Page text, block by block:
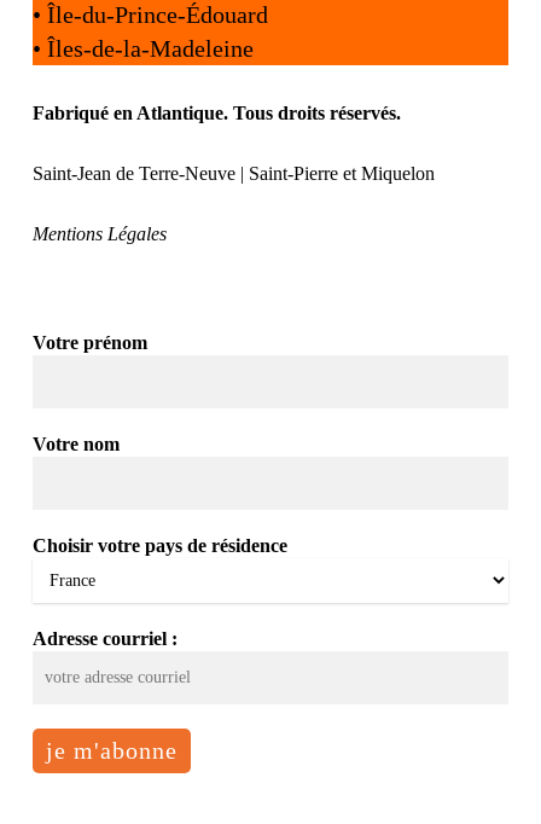
• Île-du-Prince-Édouard
• Îles-de-la-Madeleine
Fabriqué en Atlantique. Tous droits réservés.
Saint-Jean de Terre-Neuve | Saint-Pierre et Miquelon
Mentions Légales
Votre prénom
Votre nom
Choisir votre pays de résidence
Adresse courriel :